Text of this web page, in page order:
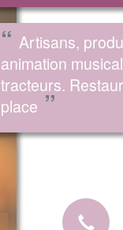
“ Artisans,
animation
tracteurs.
place ”